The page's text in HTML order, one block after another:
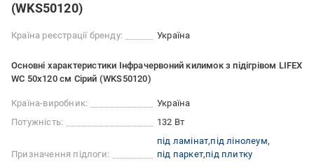
(WKS50120)
Країна реєстрації бренду: Україна
Основні характеристики Інфрачервоний килимок з підігрівом LIFEX
WC 50х120 см Сірий (WKS50120)
Країна-виробник:
Україна
Потужність:
132 Вт
Призначення підлоги:
під ламінат під лінолеум
під паркет під плитку